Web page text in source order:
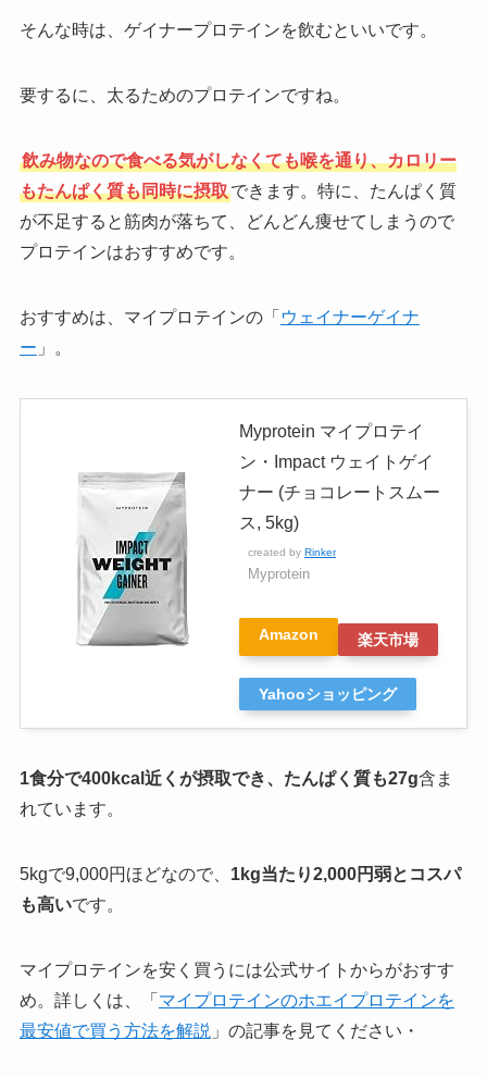
そんな時は、ゲイナープロテインを飲むといいです。
要するに、太るためのプロテインですね。
飲み物なので食べる気がしなくても喉を通り、カロリー
もたんぱく質も同時に摂取できます。特に、たんぱく質
が不足すると筋肉が落ちて、どんどん痩せてしまうので
プロテインはおすすめです。
おすすめは、マイプロテインの「 ウェイナーゲイナ
ー 」。
Myprotein マイプロテイ
ン・Impact ウェイトゲイ
ナー (チョコレートスムー
ス, 5kg)
created by Rinker
Myprotein
Amazon 楽天市場
Yahooショッピング
1食分で400kcal近くが摂取でき、たんぱく質も27g含ま
れています。
5kgで9,000円ほどなので、 1kg当たり2,000円弱とコスパ
も高いです。
マイプロテインを安く買うには公式サイトからがおすす
め。詳しくは、「 マイプロテインのホエイプロテインを
最安値で買う方法を解説 」の記事を見てください・